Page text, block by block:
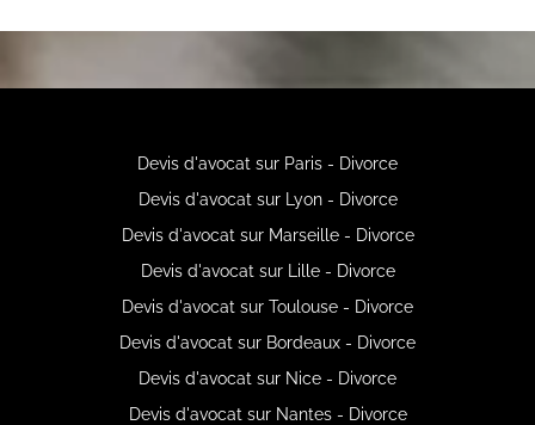
Devis d'avocat sur Paris - Divorce
Devis d'avocat sur Lyon - Divorce
Devis d'avocat sur Marseille - Divorce
Devis d'avocat sur Lille - Divorce
Devis d'avocat sur Toulouse - Divorce
Devis d'avocat sur Bordeaux - Divorce
Devis d'avocat sur Nice - Divorce
Devis d'avocat sur Nantes - Divorce